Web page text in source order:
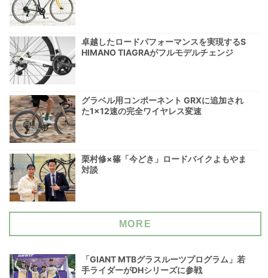
卓越したロードパフォーマンスを実現するS
HIMANO TIAGRAがフルモデルチェンジ
グラベル用コンポーネント GRXに追加され
た1×12速の完全ワイヤレス変速
栗村修×篠「今どき」ロードバイクよもやま
対談
MORE
「GIANT MTBグラスルーツプログラム」若
手ライダーがDHシリーズに参戦